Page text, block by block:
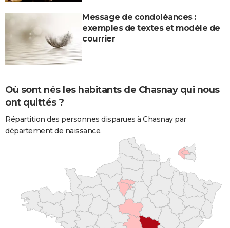
Message de condoléances :
exemples de textes et modèle de
courrier
Où sont nés les habitants de Chasnay qui nous
ont quittés ?
Répartition des personnes disparues à Chasnay par
département de naissance.